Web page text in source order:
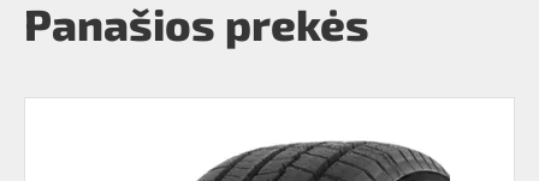
Panašios prekės